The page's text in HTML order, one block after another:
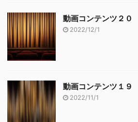
動画コンテンツ２０
2022/12/1
動画コンテンツ１９
2022/11/1